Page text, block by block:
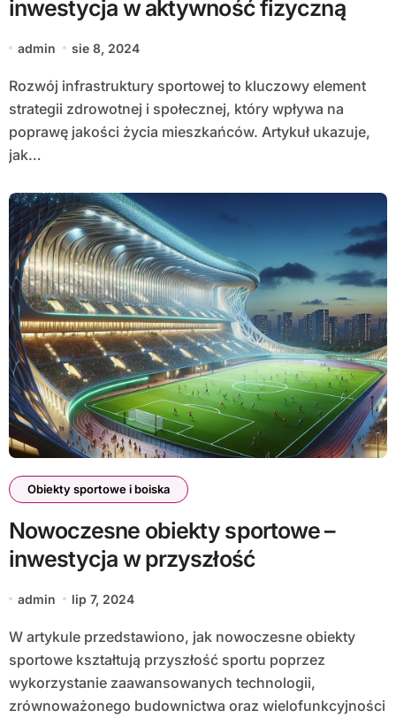
inwestycja w aktywność fizyczną
admin sie 8, 2024
Rozwój infrastruktury sportowej to kluczowy element
strategii zdrowotnej i społecznej, który wpływa na
poprawę jakości życia mieszkańców. Artykuł ukazuje,
jak…
Obiekty sportowe i boiska
Nowoczesne obiekty sportowe –
inwestycja w przyszłość
admin lip 7, 2024
W artykule przedstawiono, jak nowoczesne obiekty
sportowe kształtują przyszłość sportu poprzez
wykorzystanie zaawansowanych technologii,
zrównoważonego budownictwa oraz wielofunkcyjności